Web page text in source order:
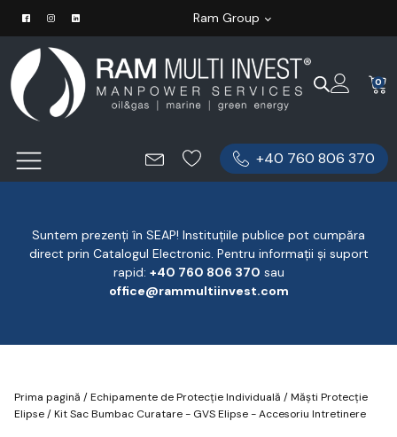
Ram Group
0
+40 760 806 370
Suntem prezenți în SEAP! Instituțiile publice pot cumpăra
direct prin Catalogul Electronic. Pentru informații și suport
rapid: ‪+40 760 806 370 ‬ sau
office@rammultiinvest.com
Prima pagină /Echipamente de Protecție Individuală /Măști Protecție
Elipse/ Kit Sac Bumbac Curatare - GVS Elipse - Accesoriu Intretinere